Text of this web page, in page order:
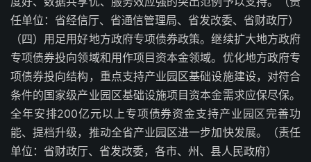
任单位：省经信厅、省通信管理局、省发改委、省财政厅）
（四）用足用好地方政府专项债券政策。继续扩大地方政府
专项债券投向领域和用作项目资本金领域。优化地方政府专
项债券投向结构，重点支持产业园区基础设施建设，对符合
条件的国家级产业园区基础设施项目资本金需求应保尽保。
全年安排200亿元以上专项债券资金支持产业园区完善功
能、提档升级，推动全省产业园区进一步加快发展。（责任
单位：省财政厅、省发改委，各市、州、县人民政府）